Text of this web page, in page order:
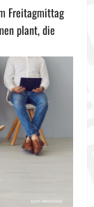
Freitagmittag
plant, die